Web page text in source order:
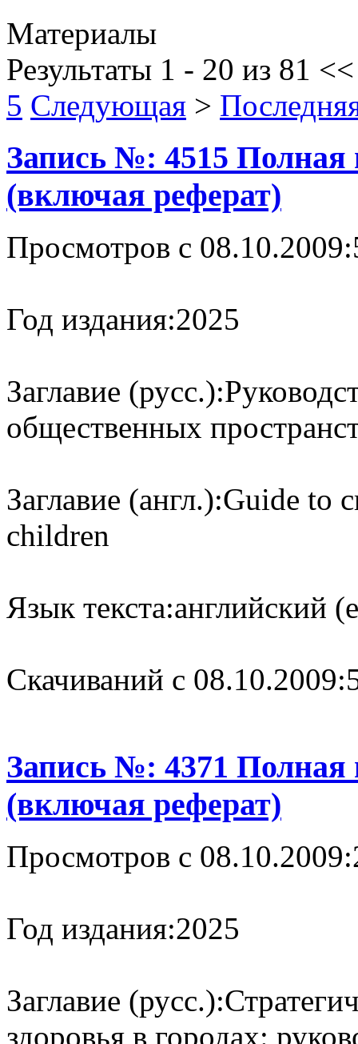
Материалы
Результаты 1 - 20 из 81
5 Следующая >
Запись №: 4515 Полная
(включая реферат)
Просмотров с 08.10.2009:
Год издания:2025
Заглавие (русс.):
общественных
Заглавие (англ.):Guide to
children
Язык текста:английский
Cкачиваний с 08.10.2009:
Запись №: 4371 Полная
(включая реферат)
Просмотров с 08.10.2009:
Год издания:2025
Заглавие (русс.):
здоровья в городах: